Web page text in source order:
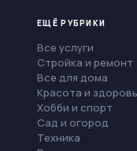
ЕЩЁ РУБРИКИ
Все услуги
Стройка и ремонт
Все для дома
Красота и
Хобби и спорт
Сад и огород
Техника